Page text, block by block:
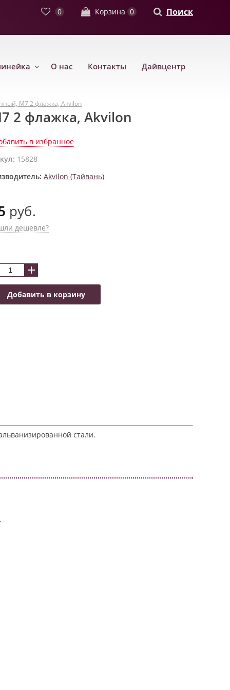
0 Корзина 0 Поиск
О нас Контакты Дайвцентр
М7 2 флажка, Akvilon
2 флажка, Akvilon
в избранное
15828
Akvilon (Тайвань)
руб.
дешевле?
+
Добавить в корзину
стали.